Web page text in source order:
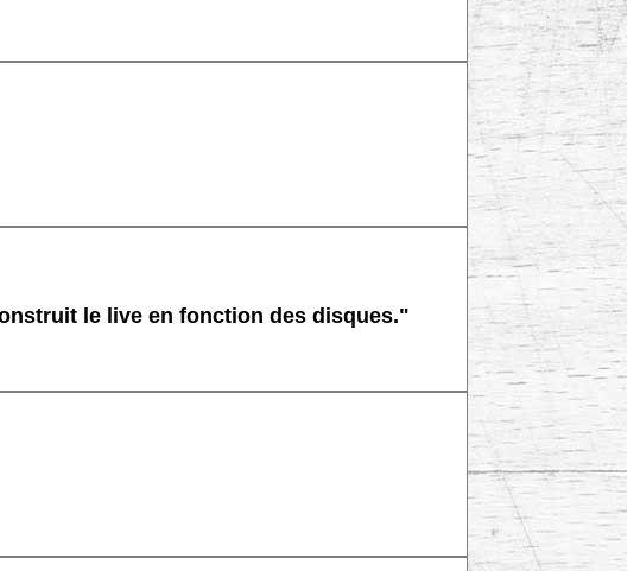
le live en fonction des disques."